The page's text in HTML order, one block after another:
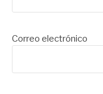
Correo electrónico